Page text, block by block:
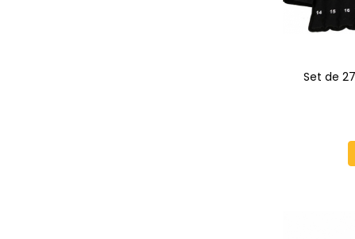
Set de